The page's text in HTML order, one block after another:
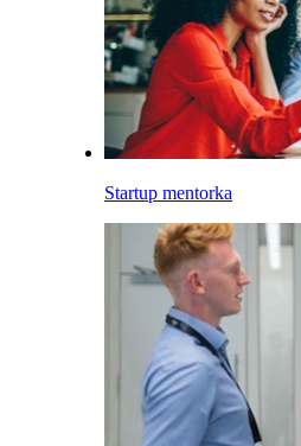
Startup mentorka